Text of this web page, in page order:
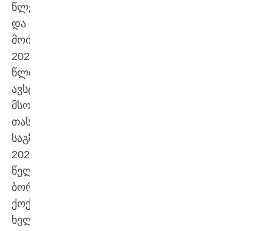
წლებში)
და
მოიპოვა
2027
წლის
ავსტრალიის
მსოფლიო
თასის
საგზური.
2024
წელს
ბორჯღალოსნებმა
ქოქრილის
ხელმძღვანელობით